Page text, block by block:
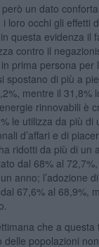
un dato
i loro occhi gli effetti
questa evidenza il
contro il
prima persona per
spostano di più a
mentre il 31,8%
rinnovabili è
le utilizza da più di
d’affari e di
ridotti da più di un
dal 68% al
anno; l’adozione
67,6% al 68,9%,
che a questa
popolazioni